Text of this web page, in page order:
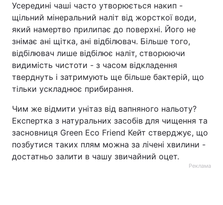
Усередині чаші часто утворюється накип -
щільний мінеральний наліт від жорсткої води,
який намертво прилипає до поверхні. Його не
знімає ані щітка, ані відбілювач. Більше того,
відбілювач лише відбілює наліт, створюючи
видимість чистоти - з часом відкладення
тверднуть і затримують ще більше бактерій, що
тільки ускладнює прибирання.
Чим же відмити унітаз від вапняного нальоту?
Експертка з натуральних засобів для чищення та
засновниця Green Eco Friend Кейт стверджує, що
позбутися таких плям можна за лічені хвилини -
достатньо залити в чашу звичайний оцет.
Реклама